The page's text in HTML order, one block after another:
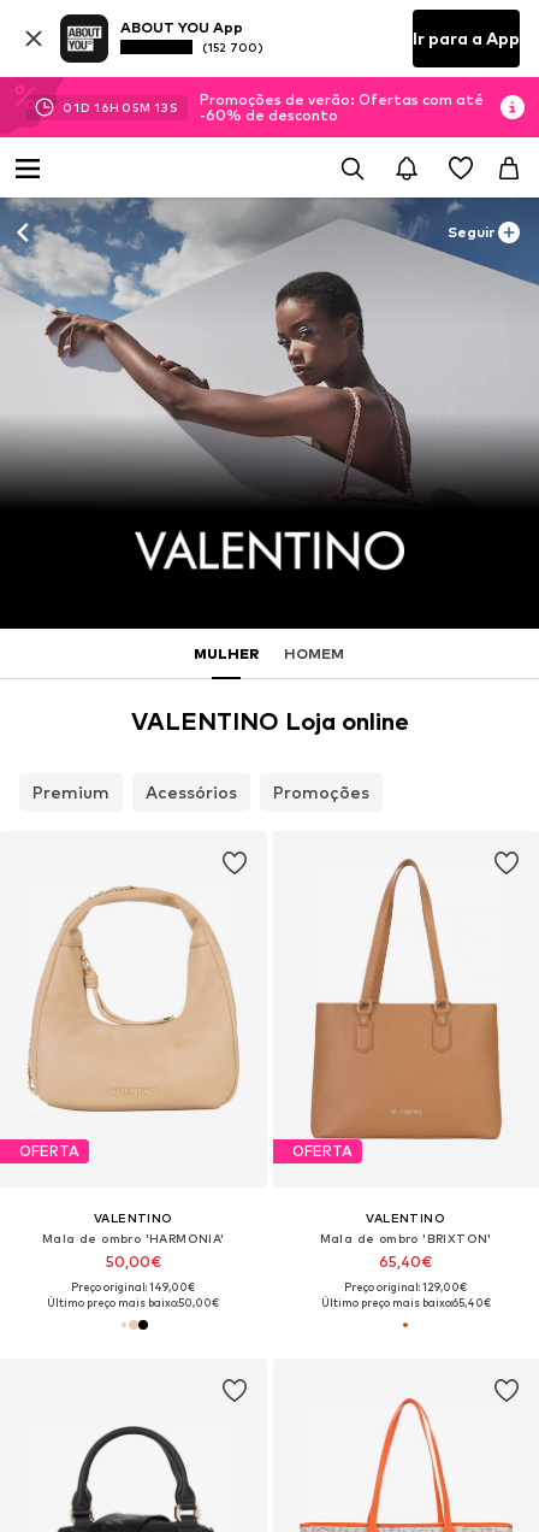
ABOUT YOU App
(152 700) Ir para a App
01D 16H 05M 11 S
Promoções de verão: Ofertas com até
-60% de desconto
Seguir
MULHER HOMEM
VALENTINO Loja online
Premium Acessórios Promoções
OFERTA
VALENTINO
Mala de ombro 'HARMONIA'
50,00€
Preço original: 149,00€
Último preço mais baixo:50,00€
OFERTA
VALENTINO
Mala de ombro 'BRIXTON'
65,40€
Preço original: 129,00€
Último preço mais baixo:65,40€